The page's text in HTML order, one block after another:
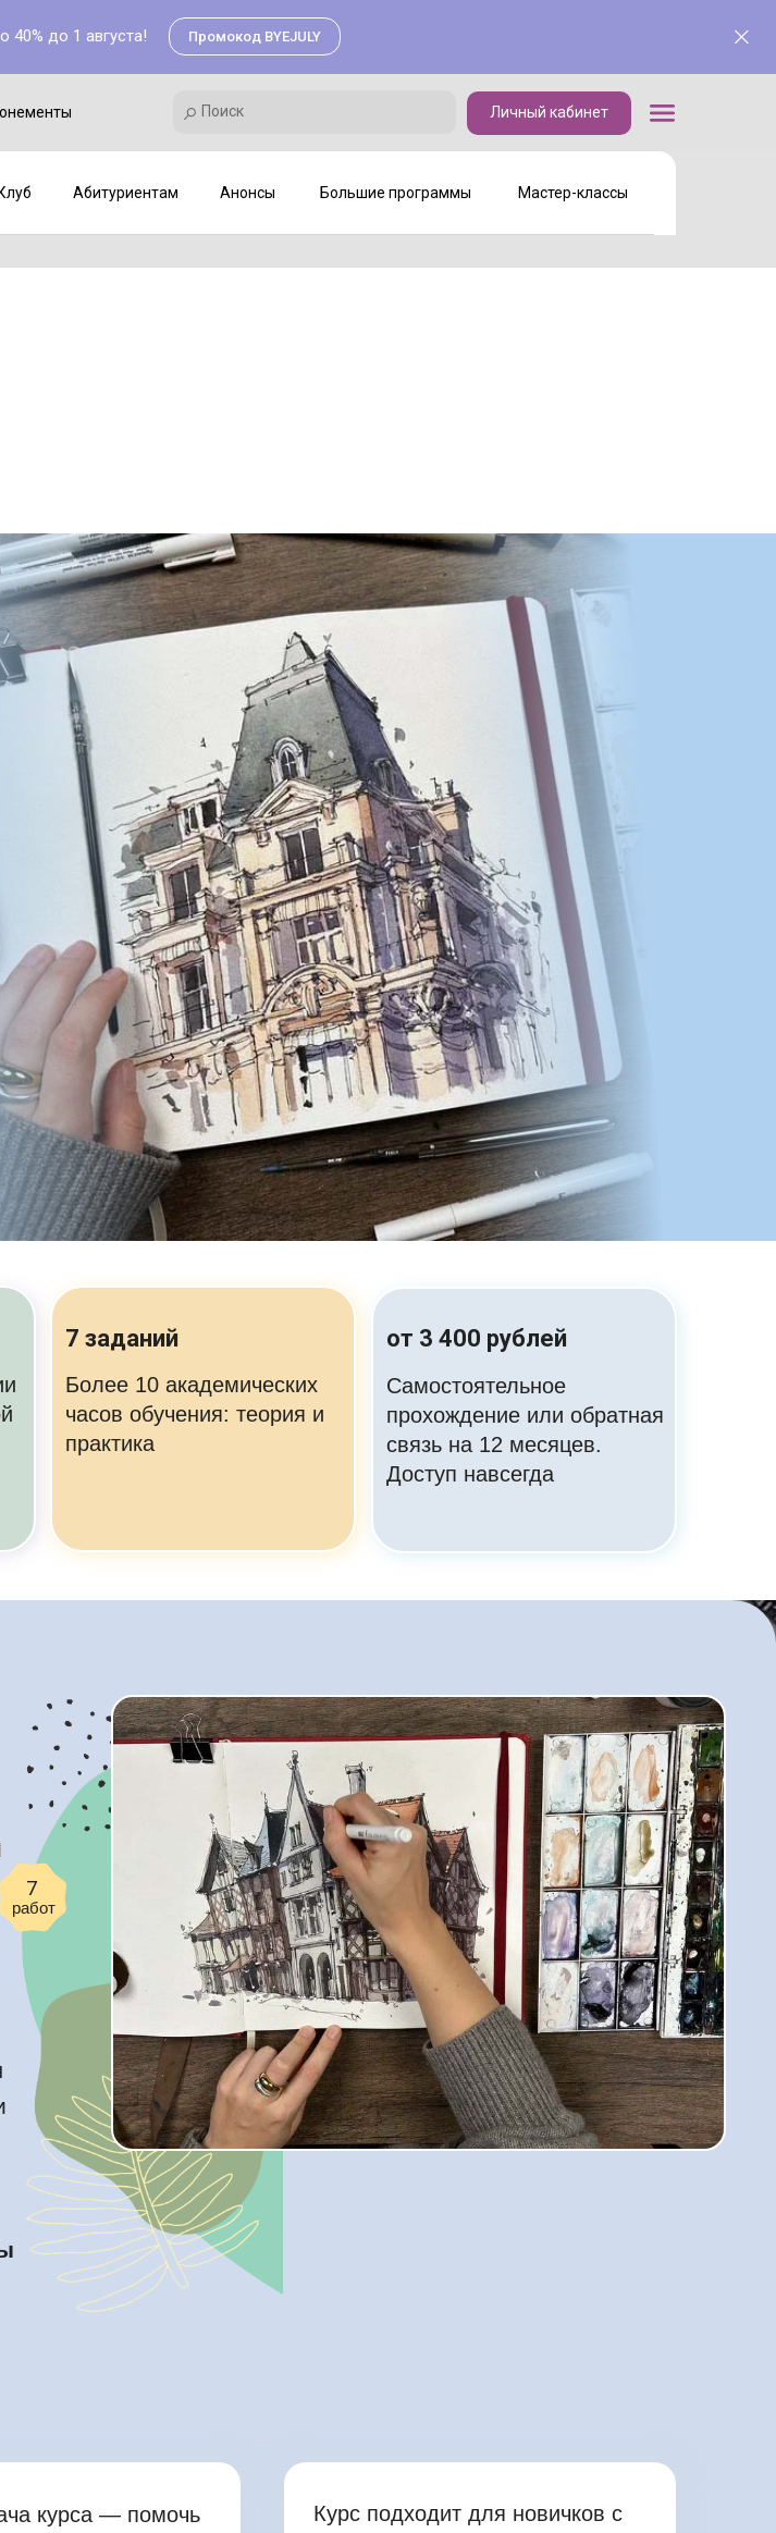
40% до 1 августа! Промокод BYEJULY
Личный кабинет
Поиск
Мастер-классы
Клуб Абитуриентам Анонсы Большие программы
Поиск
классы
Самостоятельное
прохождение или обратная
связь на 12 месяцев.
Доступ навсегда
Более 10 академических
часов обучения: теория и
практика
от 3 400 рублей
7 заданий
курса — помочь
Курс подходит для новичков с
работ
7